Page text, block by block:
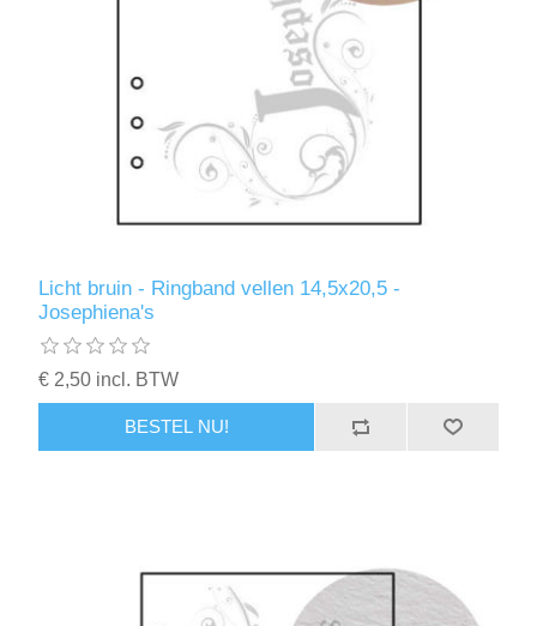
Licht bruin - Ringband vellen 14,5x20,5 -
Josephiena's
€ 2,50 incl. BTW
BESTEL NU!